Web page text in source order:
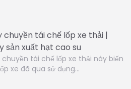
chuyền tái chế lốp xe thải |
sản xuất hạt cao su
chuyền tái chế lốp xe thải này biến
xe đã qua sử dụng…